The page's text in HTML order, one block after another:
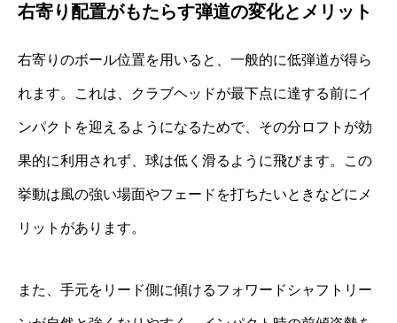
右寄り配置がもたらす弾道の変化とメリット
右寄りのボール位置を用いると、一般的に低弾道が得ら
れます。これは、クラブヘッドが最下点に達する前にイ
ンパクトを迎えるようになるためで、その分ロフトが効
果的に利用されず、球は低く滑るように飛びます。この
挙動は風の強い場面やフェードを打ちたいときなどにメ
リットがあります。
また、手元をリード側に傾けるフォワードシャフトリー